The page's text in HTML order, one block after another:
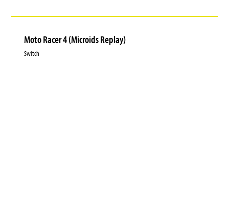
Moto Racer 4 (Microids Replay)
Switch